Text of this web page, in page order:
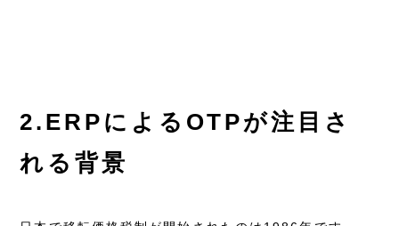
2.ERPによるOTPが注目さ
れる背景